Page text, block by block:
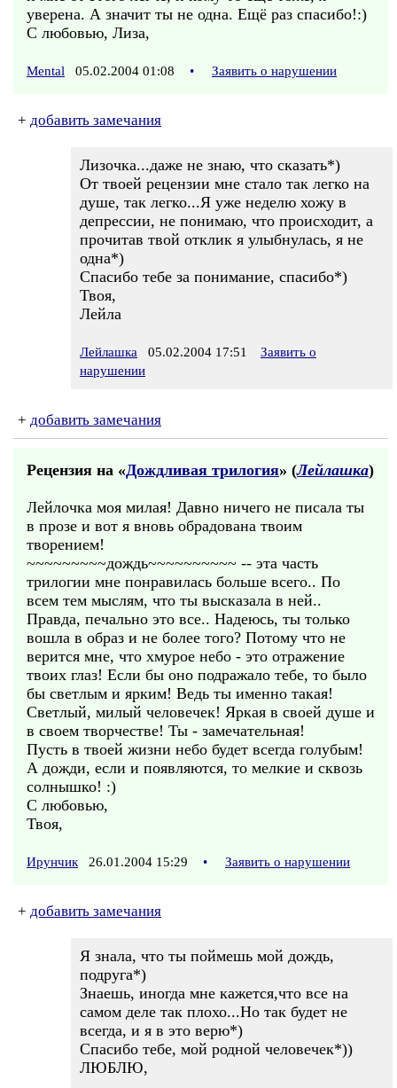
уверена. А значит ты не одна. Ещё раз спасибо!:)
С любовью, Лиза,
Mental 05.02.2004 01:08 • Заявить о нарушении
+ добавить замечания
Лизочка...даже не знаю, что сказать*)
От твоей рецензии мне стало так легко на
душе, так легко...Я уже неделю хожу в
депрессии, не понимаю, что происходит, а
прочитав твой отклик я улыбнулась, я не
одна*)
Спасибо тебе за понимание, спасибо*)
Твоя,
Лейла
Лейлашка 05.02.2004 17:51
Заявить о
нарушении
+ добавить замечания
Рецензия на «Дождливая трилогия» (Лейлашка)
Лейлочка моя милая! Давно ничего не писала ты
в прозе и вот я вновь обрадована твоим
творением!
~~~~~~~~~дождь~~~~~~~~~~ -- эта часть
трилогии мне понравилась больше всего.. По
всем тем мыслям, что ты высказала в ней..
Правда, печально это все.. Надеюсь, ты только
вошла в образ и не более того? Потому что не
верится мне, что хмурое небо - это отражение
твоих глаз! Если бы оно подражало тебе, то было
бы светлым и ярким! Ведь ты именно такая!
Светлый, милый человечек! Яркая в своей душе и
в своем творчестве! Ты - замечательная!
Пусть в твоей жизни небо будет всегда голубым!
А дожди, если и появляются, то мелкие и сквозь
солнышко! :)
С любовью,
Твоя,
Ирунчик 26.01.2004 15:29 • Заявить о нарушении
+ добавить замечания
Я знала, что ты поймешь мой дождь,
подруга*)
Знаешь, иногда мне кажется,что все на
самом деле так плохо...Но так будет не
всегда, и я в это верю*)
Спасибо тебе, мой родной человечек*))
ЛЮБЛЮ,